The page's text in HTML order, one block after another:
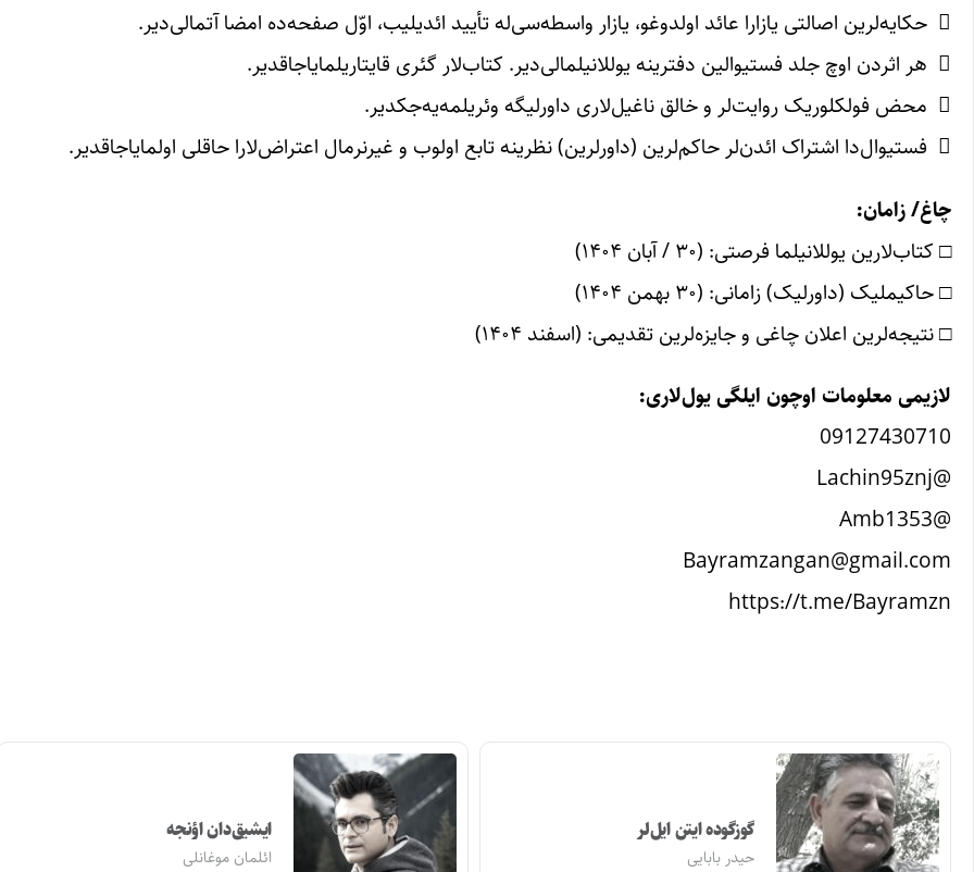
 ‏ حکایه‌لرین اصالتی یازارا عائد اولدوغو، یازار واسطه‌سی‌له تأیید ائدیلیب، اوّل صفحه‌ده امضا آتمالی‌دیر. ‏
 ‏ هر اثردن اوچ جلد فستیوالین دفترینه یوللانیلمالی‌دیر. کتاب‌لار گئری قایتاریلمایاجاقدیر.‏
 ‏ محض فولکلوریک روایت‌لر و خالق ناغیل‌لاری داورلیگه وئریلمه‌یه‌جکدیر.‏
 ‏ فستیوال‌دا اشتراک ائدن‌لر حاکم‌لرین (داورلرین) نظرینه تابع اولوب و غیرنرمال اعتراض‌لارا حاقلی اولمایاجاقدیر.‏
چاغ/ زامان:‏
‏□ کتاب‌لارین یوللانیلما فرصتی: (۳۰ / آبان ۱۴۰۴) ‏
‏□ حاکیملیک (داورلیک) زامانی: (۳۰ بهمن ۱۴۰۴)‏
‏□ نتیجه‌لرین اعلان چاغی و جایزه‌لرین تقدیمی: (اسفند ۱۴۰۴) ‏
لازیمی معلومات اوچون ایلگی یول‌لاری:‏
@Lachin95znj
@Amb1353‏
https://t.me/Bayramzn
گوزگوده ایتن ایل‌لر
حیدر بابایی
ایشیق‌دان اؤنجه
ائلمان موغانلی